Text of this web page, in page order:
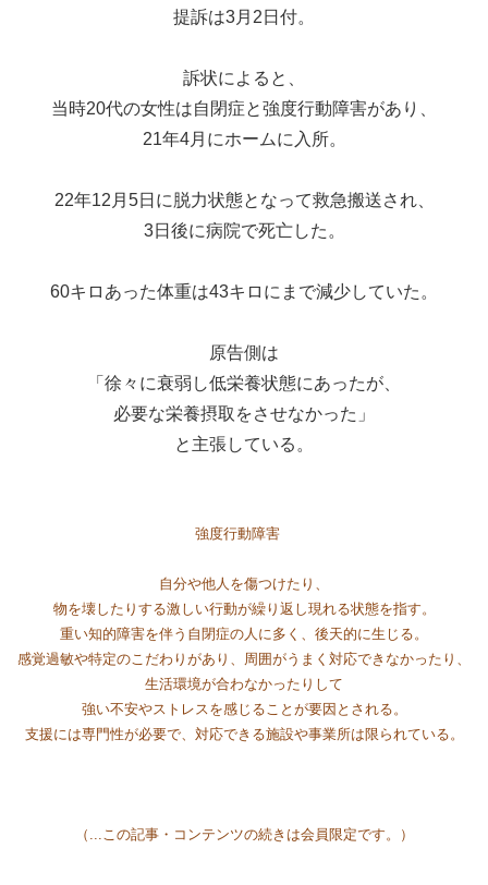
提訴は3月2日付。
訴状によると、
当時20代の女性は自閉症と強度行動障害があり、
21年4月にホームに入所。
22年12月5日に脱力状態となって救急搬送され、
3日後に病院で死亡した。
60キロあった体重は43キロにまで減少していた。
原告側は
「徐々に衰弱し低栄養状態にあったが、
必要な栄養摂取をさせなかった」
と主張している。
強度行動障害
自分や他人を傷つけたり、
物を壊したりする激しい行動が繰り返し現れる状態を指す。
重い知的障害を伴う自閉症の人に多く、後天的に生じる。
感覚過敏や特定のこだわりがあり、周囲がうまく対応できなかったり、
生活環境が合わなかったりして
強い不安やストレスを感じることが要因とされる。
支援には専門性が必要で、対応できる施設や事業所は限られている。
（. ..この記事・コンテンツの続きは会員限定です。）